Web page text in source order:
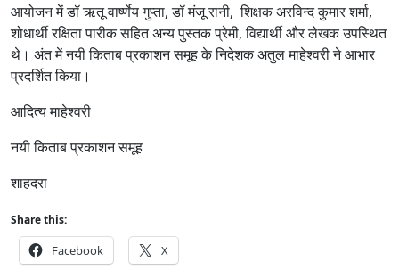
आयोजन में डॉ ऋतू वार्ष्णेय गुप्ता, डॉ मंजू रानी, शिक्षक अरविन्द कुमार शर्मा,
शोधार्थी रक्षिता पारीक सहित अन्य पुस्तक प्रेमी, विद्यार्थी और लेखक उपस्थित
थे। अंत में नयी किताब प्रकाशन समूह के निदेशक अतुल माहेश्वरी ने आभार
प्रदर्शित किया।
आदित्य माहेश्वरी
नयी किताब प्रकाशन समूह
शाहदरा
Share this:
Facebook X